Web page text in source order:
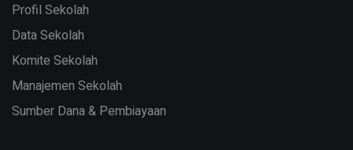
Profil Sekolah
Data Sekolah
Komite Sekolah
Manajemen Sekolah
Sumber Dana & Pembiayaan